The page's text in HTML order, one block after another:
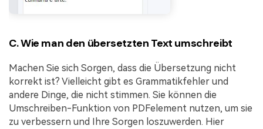
C. Wie man den übersetzten Text umschreibt
Machen Sie sich Sorgen, dass die Übersetzung nicht
korrekt ist? Vielleicht gibt es Grammatikfehler und
andere Dinge, die nicht stimmen. Sie können die
Umschreiben-Funktion von PDFelement nutzen, um sie
zu verbessern und Ihre Sorgen loszuwerden. Hier